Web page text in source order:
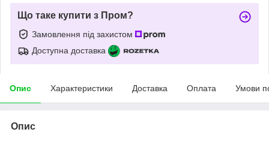
Що таке купити з Пром?
Замовлення під захистом
Доступна доставка
Опис Характеристики Доставка Оплата Умови
Опис